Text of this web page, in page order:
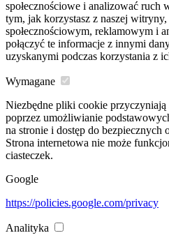
społecznościowe i analizować ruch
tym, jak korzystasz z naszej
społecznościowym, reklamowym i
połączyć te informacje z innymi
uzyskanymi podczas korzystania z
Wymagane
Niezbędne pliki cookie przyczyniają
poprzez umożliwianie
na stronie i dostęp do bezpiecznych
Strona internetowa nie może
ciasteczek.
Google
https://policies.google.com/privacy
Analityka